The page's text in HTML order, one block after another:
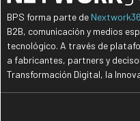
BPS forma parte de
B2B, comunicación y medios
tecnológico. A través de
a fabricantes, partners y
Transformación Digital, la